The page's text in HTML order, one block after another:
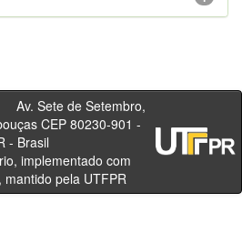
de Setembro,
CEP 80230-901 -
- PR - Brasil
implementado com
mantido pela UTFPR